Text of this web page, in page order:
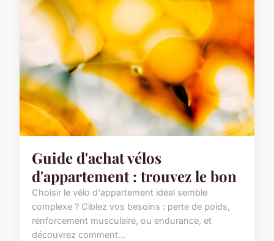
Guide d'achat vélos
d'appartement : trouvez le bon
Choisir le vélo d'appartement idéal semble
complexe ? Ciblez vos besoins : perte de poids,
renforcement musculaire, ou endurance, et
découvrez comment...